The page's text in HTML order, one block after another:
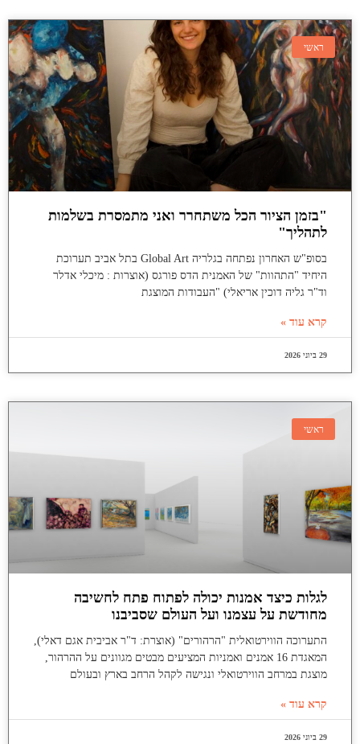
ראשי
"בזמן הציור הכל משתחרר ואני מתמסרת בשלמות
לתהליך"
בסופ"ש האחרון נפתחה בגלריה Global Art בתל אביב תערוכת
היחיד "התהוות" של האמנית הדס פורגס (אוצרות : מיכלי אדלר
וד"ר גליה דוכין אריאלי) "העבודות המוצגת
קרא עוד »
29 ביוני 2026
ראשי
לגלות כיצד אמנות יכולה לפתוח פתח לחשיבה
מחודשת על עצמנו ועל העולם שסביבנו
התערוכה הווירטואלית "הרהורים" (אוצרת: ד"ר אביבית אגם דאלי),
המאגדת 16 אמנים ואמניות המציעים מבטים מגוונים על ההרהור,
מוצגת במרחב הווירטואלי ונגישה לקהל הרחב בארץ ובעולם
קרא עוד »
29 ביוני 2026